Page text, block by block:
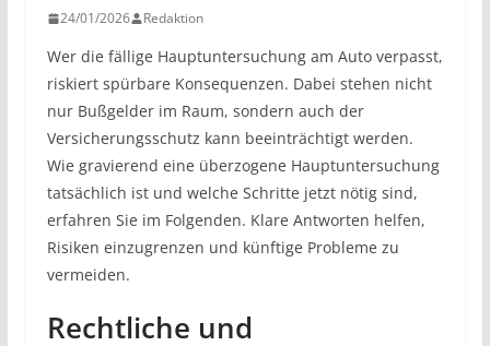
24/01/2026 Redaktion
Wer die fällige Hauptuntersuchung am Auto verpasst,
riskiert spürbare Konsequenzen. Dabei stehen nicht
nur Bußgelder im Raum, sondern auch der
Versicherungsschutz kann beeinträchtigt werden.
Wie gravierend eine überzogene Hauptuntersuchung
tatsächlich ist und welche Schritte jetzt nötig sind,
erfahren Sie im Folgenden. Klare Antworten helfen,
Risiken einzugrenzen und künftige Probleme zu
vermeiden.
Rechtliche und